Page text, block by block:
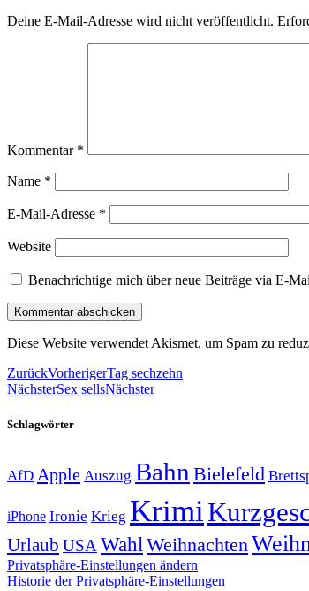
Deine E-Mail-Adresse wird nicht veröffentlicht.
Kommentar *
Name *
E-Mail-Adresse *
Website
Benachrichtige mich über neue Beiträge via E-
Diese Website verwendet Akismet, um Spam zu
ZurückVorherigerTag sechzehn
NächsterSex sellsNächster
Schlagwörter
AfD Apple Auszug Bahn Bielefeld
iPhone Ironie Krieg Krimi
Urlaub USA Wahl Weihnachten
Privatsphäre-Einstellungen ändern
Historie der Privatsphäre-Einstellungen